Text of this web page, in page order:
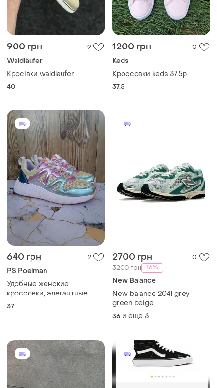
900 грн 9
Waldläufer
Кросівки waldlaufer
40
1200 грн 0
Keds
Кроссовки keds 37.5р
37.5
640 грн 2
PS Poelman
Удобные женские
кроссовки, элегантные
кеды на платформе, лето
37
2700 грн 0
3200 грн -16%
New Balance
New balance 204l grey
green beige
36 и еще 3